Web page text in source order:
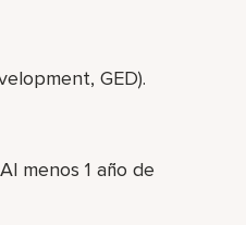
GED).
menos 1 año de